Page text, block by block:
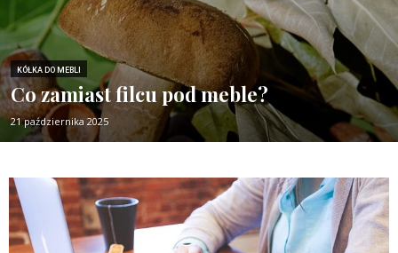
KÓŁKA DO MEBLI
Co zamiast filcu pod meble?
21 października 2025